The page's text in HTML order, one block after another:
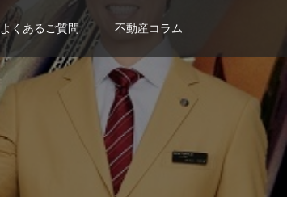
よくあるご質問 不動産コラム